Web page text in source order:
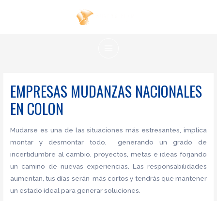
EMPRESAS MUDANZAS NACIONALES
EN COLON
Mudarse es una de las situaciones más estresantes, implica
montar y desmontar todo, generando un grado de
incertidumbre al cambio, proyectos, metas e ideas forjando
un camino de nuevas experiencias. Las responsabilidades
aumentan, tus días serán más cortos y tendrás que mantener
un estado ideal para generar soluciones.